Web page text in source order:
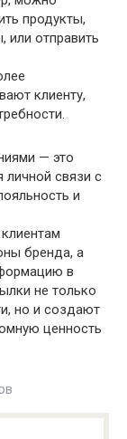
продукты,
или отправить
клиенту,
— это
связи с
и
бренда, а
в
не только
но и создают
ценность